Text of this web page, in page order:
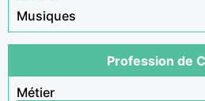
Musiques
Profession de
Métier